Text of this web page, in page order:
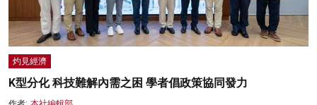
灼見經濟
K型分化 科技難解內需之困 學者倡政策協同發力